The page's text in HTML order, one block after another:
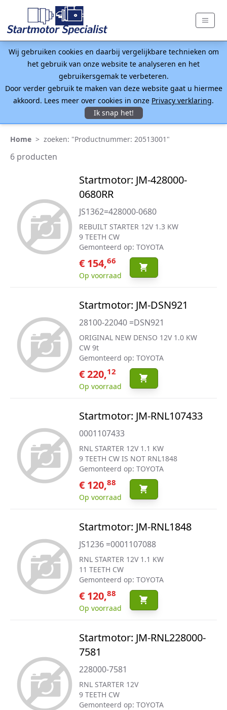
Wij gebruiken cookies en daarbij vergelijkbare technieken om
het gebruik van onze website te analyseren en het
gebruikersgemak te verbeteren.
Door verder gebruik te maken van deze website gaat u hiermee
akkoord. Lees meer over cookies in onze Privacy verklaring.
Ik snap het!
Home > zoeken: "Productnummer: 20513001"
6 producten
Startmotor: JM-428000-
0680RR
JS1362=428000-0680
REBUILT STARTER 12V 1.3 KW
9 TEETH CW
Gemonteerd op: TOYOTA
€ 154,66
Op voorraad
Startmotor: JM-DSN921
28100-22040 =DSN921
ORIGINAL NEW DENSO 12V 1.0 KW
CW 9t
Gemonteerd op: TOYOTA
€ 220,12
Op voorraad
Startmotor: JM-RNL107433
0001107433
RNL STARTER 12V 1.1 KW
9 TEETH CW IS NOT RNL1848
Gemonteerd op: TOYOTA
€ 120,88
Op voorraad
Startmotor: JM-RNL1848
JS1236 =0001107088
RNL STARTER 12V 1.1 KW
11 TEETH CW
Gemonteerd op: TOYOTA
€ 120,88
Op voorraad
Startmotor: JM-RNL228000-
7581
228000-7581
RNL STARTER 12V
9 TEETH CW
Gemonteerd op: TOYOTA